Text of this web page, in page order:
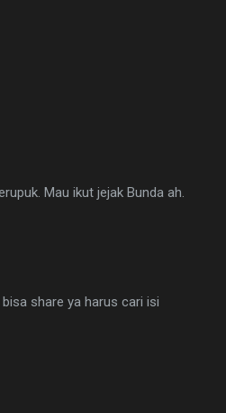
Mau ikut jejak Bunda ah.
share ya harus cari isi